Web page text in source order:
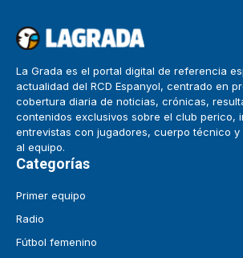
La Grada es el portal digital de referencia
actualidad del RCD Espanyol, centrado en
cobertura diaria de noticias, crónicas,
contenidos exclusivos sobre el club perico,
entrevistas con jugadores, cuerpo técnico
al equipo.
Categorías
Primer equipo
Radio
Fútbol femenino